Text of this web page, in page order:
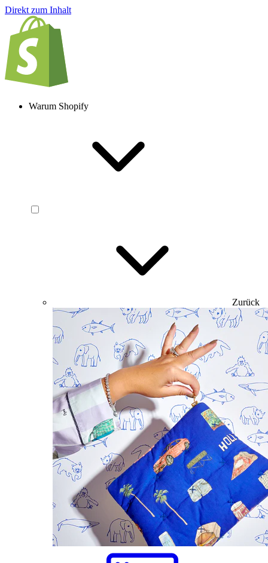
Direkt zum Inhalt
Warum Shopify
Zurück